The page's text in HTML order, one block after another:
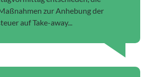
zur Anhebung der
auf Take-away...